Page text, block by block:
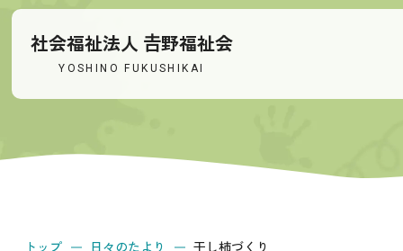
社会福祉法人 𠮷野福祉会
YOSHINO FUKUSHIKAI
トップ 日々のたより 干し柿づくり